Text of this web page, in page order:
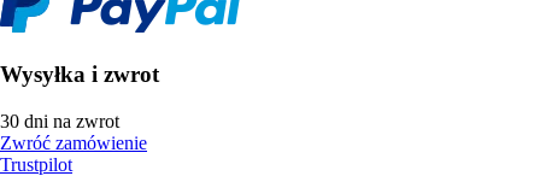
Wysyłka i zwrot
30 dni na zwrot
Zwróć zamówienie
Trustpilot